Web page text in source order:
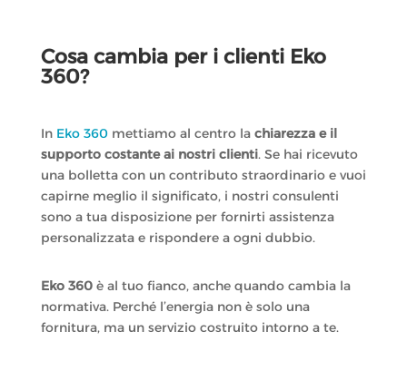
Cosa cambia per i clienti Eko
360?
InEko 360mettiamo al centro la chiarezza e il
supporto costante ai nostri clienti. Se hai ricevuto
una bolletta con un contributo straordinario e vuoi
capirne meglio il significato, i nostri consulenti
sono a tua disposizione per fornirti assistenza
personalizzata e rispondere a ogni dubbio.
Eko 360è al tuo fianco, anche quando cambia la
normativa. Perché l’energia non è solo una
fornitura, ma un servizio costruito intorno a te.